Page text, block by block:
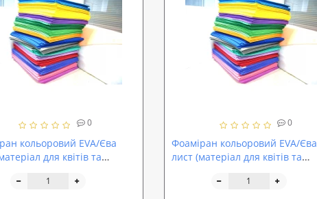
0
кольоровий EVA/Єва
для квітів та
0
Фоаміран кольоровий EVA/Єва
лист (матеріал для квітів та